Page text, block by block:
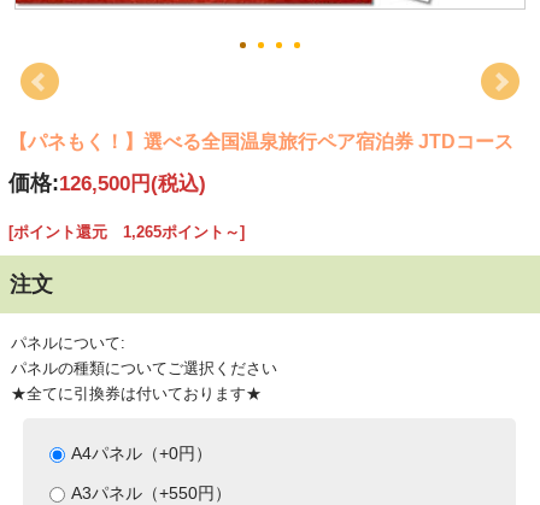
【パネもく！】選べる全国温泉旅行ペア宿泊券 JTDコース
価格:126,500円(税込)
[ポイント還元 1,265ポイント～]
注文
パネルについて:
パネルの種類についてご選択ください
★全てに引換券は付いております★
A4パネル（+0円）
A3パネル（+550円）